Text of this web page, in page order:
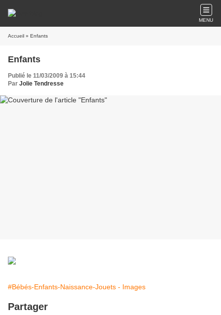
MENU
Accueil » Enfants
Enfants
Publié le 11/03/2009 à 15:44
Par Jolie Tendresse
#Bébés-Enfants-Naissance-Jouets - Images
Partager